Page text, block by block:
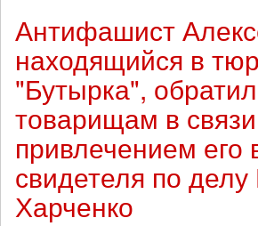
в
России
задержали
пять
тысяч
протестующих
Антифашист
находящийся в
"Бутырка",
товарищам в
привлечением его
свидетеля по делу
Харченко